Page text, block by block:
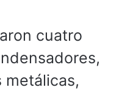
cuatro